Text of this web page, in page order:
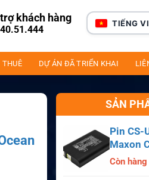
khách hàng TIẾNG
THUÊ DỰ ÁN ĐÃ TRIỂN KHAI
SẢN
Pin CS-
Maxon
Còn hàng